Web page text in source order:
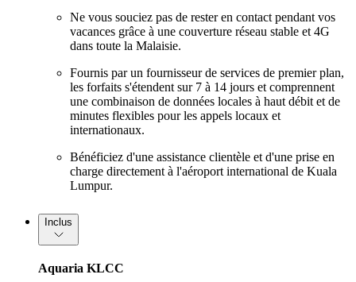
Ne vous souciez pas de rester en contact pendant vos
vacances grâce à une couverture réseau stable et 4G
dans toute la Malaisie.
Fournis par un fournisseur de services de premier plan,
les forfaits s'étendent sur 7 à 14 jours et comprennent
une combinaison de données locales à haut débit et de
minutes flexibles pour les appels locaux et
internationaux.
Bénéficiez d'une assistance clientèle et d'une prise en
charge directement à l'aéroport international de Kuala
Lumpur.
Inclus
Aquaria KLCC